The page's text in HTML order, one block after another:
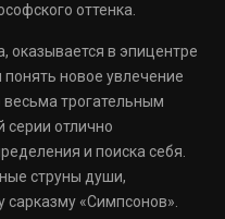
оттенка.
оказывается в эпицентре
новое увлечение
трогательным
отлично
и поиска себя.
струны души,
«Симпсонов».